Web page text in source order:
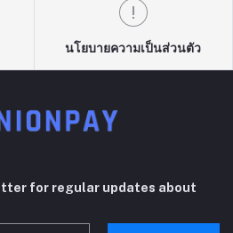
นโยบายความเป็นส่วนตัว
for regular updates about